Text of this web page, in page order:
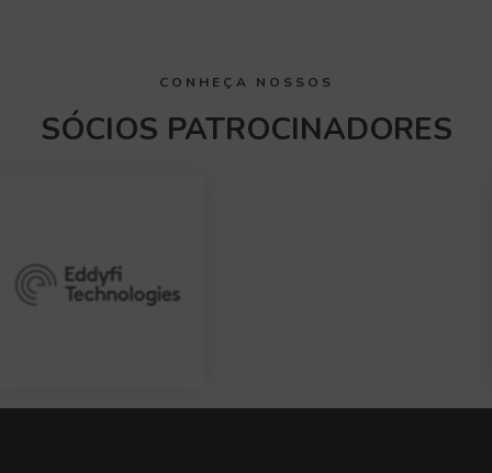
CONHEÇA NOSSOS
SÓCIOS PATROCINADORES